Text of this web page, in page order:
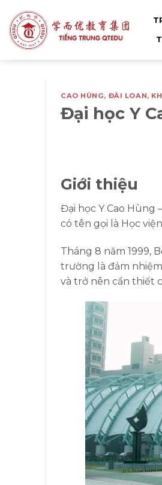
qua
nội
dung
CAO HÙNG, ĐÀI LOAN,
Đại học Y
Giới thiệu
Đại học Y Cao Hùng
có tên gọi là Học
Tháng 8 năm 1999,
trường là đảm
và trở nên cần thiết